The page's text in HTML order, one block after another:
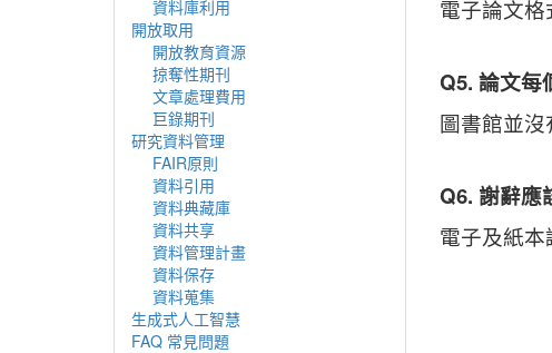
電子論文格
Q5. 論文每
圖書館並沒
Q6. 謝辭應
電子及紙
資料庫利用
開放取用
開放教育資源
掠奪性期刊
文章處理費用
巨錄期刊
研究資料管理
FAIR原則
資料引用
資料典藏庫
資料共享
資料管理計畫
資料保存
資料蒐集
生成式人工智慧
FAQ 常見問題